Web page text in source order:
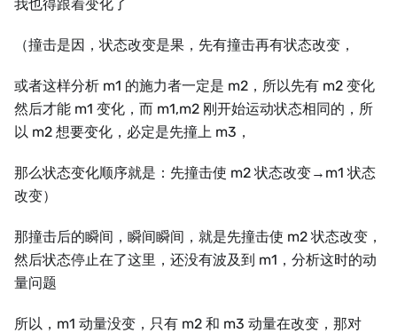
我也得跟着变化了
（撞击是因，状态改变是果，先有撞击再有状态改变，
或者这样分析 m1 的施力者一定是 m2，所以先有 m2 变化
然后才能 m1 变化，而 m1,m2 刚开始运动状态相同的，所
以 m2 想要变化，必定是先撞上 m3，
那么状态变化顺序就是：先撞击使 m2 状态改变→m1 状态
改变）
那撞击后的瞬间，瞬间瞬间，就是先撞击使 m2 状态改变，
然后状态停止在了这里，还没有波及到 m1，分析这时的动
量问题
所以，m1 动量没变，只有 m2 和 m3 动量在改变，那对